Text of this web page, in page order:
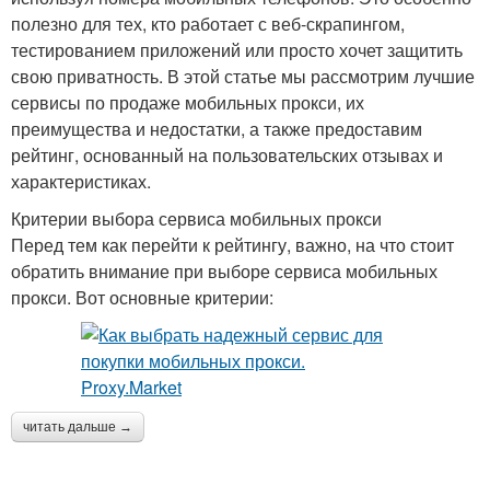
полезно для тех, кто работает с веб-скрапингом,
тестированием приложений или просто хочет защитить
свою приватность. В этой статье мы рассмотрим лучшие
сервисы по продаже мобильных прокси, их
преимущества и недостатки, а также предоставим
рейтинг, основанный на пользовательских отзывах и
характеристиках.
Критерии выбора сервиса мобильных прокси
Перед тем как перейти к рейтингу, важно, на что стоит
обратить внимание при выборе сервиса мобильных
прокси. Вот основные критерии:
читать дальше →